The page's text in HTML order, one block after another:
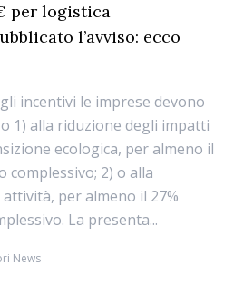
per logistica
l’avviso: ecco
incentivi le imprese devono
1) alla riduzione degli impatti
ecologica, per almeno il
complessivo; 2) o alla
per almeno il 27%
La presenta...
News